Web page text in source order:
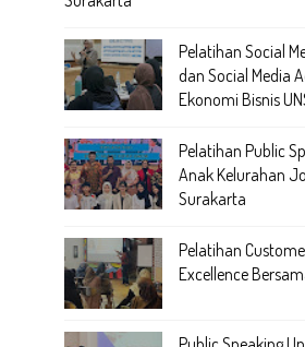
Pelatihan Social
dan Social Media
Ekonomi Bisnis
Pelatihan Public
Anak Kelurahan
Surakarta
Pelatihan
Excellence